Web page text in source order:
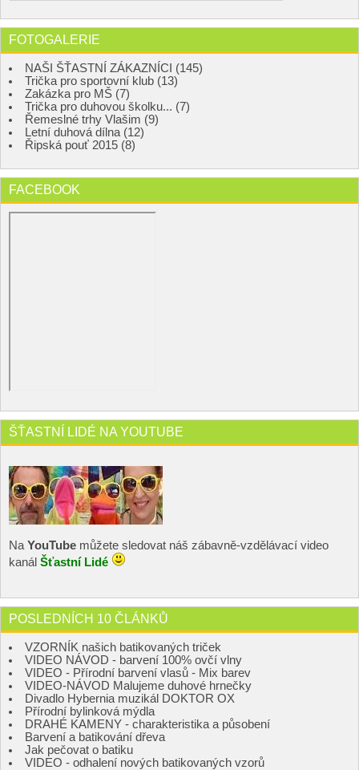
FOTOGALERIE
NAŠI ŠŤASTNÍ ZÁKAZNÍCI (145)
Trička pro sportovní klub (13)
Zakázka pro MŠ (7)
Trička pro duhovou školku... (7)
Řemeslné trhy Vlašim (9)
Letní duhová dílna (12)
Řipská pouť 2015 (8)
FACEBOOK
ŠŤASTNÍ LIDÉ NA YOUTUBE
Na YouTube můžete sledovat náš zábavně-vzdělávací video
kanál Šťastní Lidé
POSLEDNÍCH 10 ČLÁNKŮ
VZORNÍK našich batikovaných triček
VIDEO NÁVOD - barvení 100% ovčí vlny
VIDEO - Přírodní barvení vlasů - Mix barev
VIDEO-NÁVOD Malujeme duhové hrnečky
Divadlo Hybernia muzikál DOKTOR OX
Přírodní bylinková mýdla
DRAHÉ KAMENY - charakteristika a působení
Barvení a batikování dřeva
Jak pečovat o batiku
VIDEO - odhalení nových batikovaných vzorů